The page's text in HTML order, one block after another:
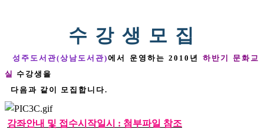
수 강 생 모 집
성주도서관(상남도서관)에서 운영하는 2010년
하반기 문화교
실 수강생을
다음과 같이 모집합니다.
강좌안내 및 접수시작일시 : 첨부파일 참조